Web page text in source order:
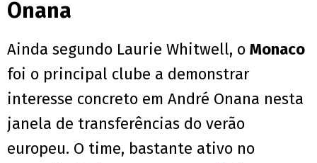
Onana
Ainda segundo Laurie Whitwell, o Monaco
foi o principal clube a demonstrar
interesse concreto em André Onana nesta
janela de transferências do verão
europeu. O time, bastante ativo no